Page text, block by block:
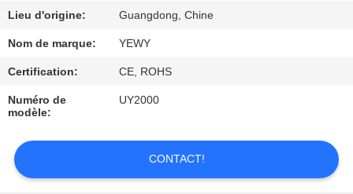
CONTRÔLE
DE
QUALITÉ
CONTACTEZ-
NOUS
Lieu d'origine: Guangdong, Chine
Nom de marque: YEWY
Certification: CE, ROHS
Numéro de
modèle:
UY2000
CONTACT!